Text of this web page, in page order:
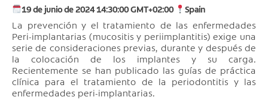
19 de junio de 2024 14:30:00 GMT+02:00
Spain
La prevención y el tratamiento de las enfermedades
Peri-implantarias (mucositis y periimplantitis) exige una
serie de consideraciones previas, durante y después de
la colocación de los implantes y su carga.
Recientemente se han publicado las guías de práctica
clínica para el tratamiento de la periodontitis y las
enfermedades peri-implantarias.